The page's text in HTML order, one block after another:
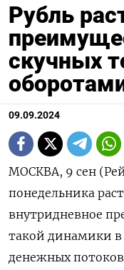
Рубль
скучных
09.09.2024
МОСКВА, 9 сен
понедельника
внутридневное
такой динамики в
денежных